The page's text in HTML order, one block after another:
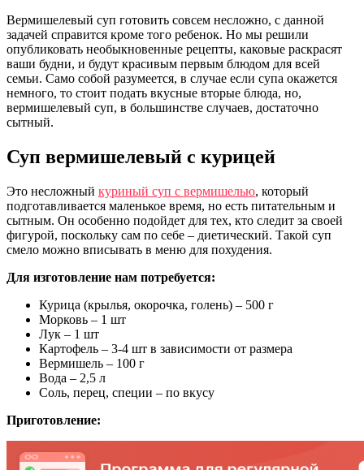
Вермишелевый суп готовить совсем несложно, с данной
задачей справится кроме того ребенок. Но мы решили
опубликовать необыкновенные рецепты, каковые раскрасят
ваши будни, и будут красивым первым блюдом для всей
семьи. Само собой разумеется, в случае если супа окажется
немного, то стоит подать вкусные вторые блюда, но,
вермишелевый суп, в большинстве случаев, достаточно
сытный.
Суп вермишелевый с курицей
Это несложный куриный суп с вермишелью, который
подготавливается маленькое время, но есть питательным и
сытным. Он особенно подойдет для тех, кто следит за своей
фигурой, поскольку сам по себе – диетический. Такой суп
смело можно вписывать в меню для похудения.
Для изготовление нам потребуется:
Курица (крылья, окорочка, голень) – 500 г
Морковь – 1 шт
Лук – 1 шт
Картофель – 3-4 шт в зависимости от размера
Вермишель – 100 г
Вода – 2,5 л
Соль, перец, специи – по вкусу
Приготовление: